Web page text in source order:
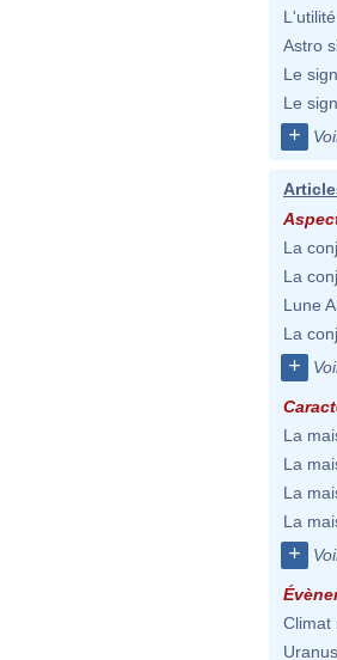
Astro
Le
Le
+
La
La
Lune
La
+
La
La
La
La
+
Climat